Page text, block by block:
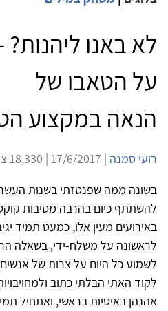
לא באנו ליהנות?
על הטאבו של
הנאה במקצוע
רועי סמנה | 17/6/2017 | 18,330 צפיות |
בשונה ממה שפנטזתי בשנות
להשתתף כיום בהרבה מסיבות
באירועים מעין אלו, כמעט תמיד
לראשונה על משלח-ידי, בשאלה
לשמוע כל היום על צרות של
לקוד האתי הבלתי כתוב
אהנהן באיטיות בראשי, ואתחיל